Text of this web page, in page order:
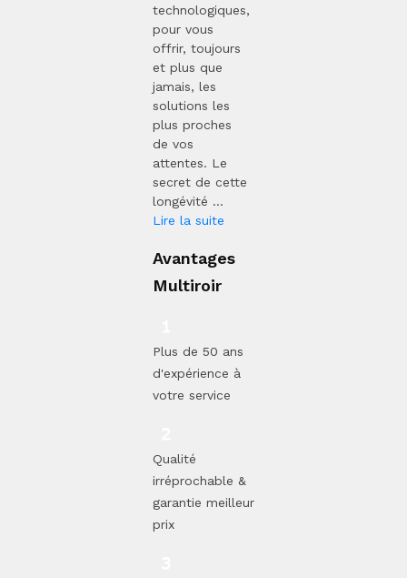
technologiques,
pour vous
offrir, toujours
et plus que
jamais, les
solutions les
plus proches
de vos
attentes. Le
secret de cette
longévité ...
Lire la suite
Avantages
Multiroir
Plus de 50 ans
d'expérience à
votre service
Qualité
irréprochable &
garantie meilleur
prix